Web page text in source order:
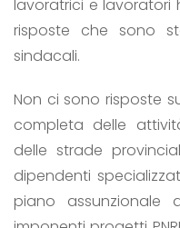
lavoratrici e
risposte che sono
sindacali.
Non ci sono risposte
completa delle
delle strade
dipendenti
piano assunzionale